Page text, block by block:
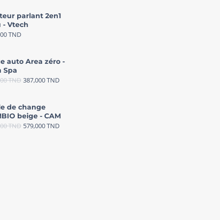
parlant 2en1
- Vtech
TND
auto Area zéro -
Spa
TND 387,000TND
de change
beige - CAM
TND 579,000TND